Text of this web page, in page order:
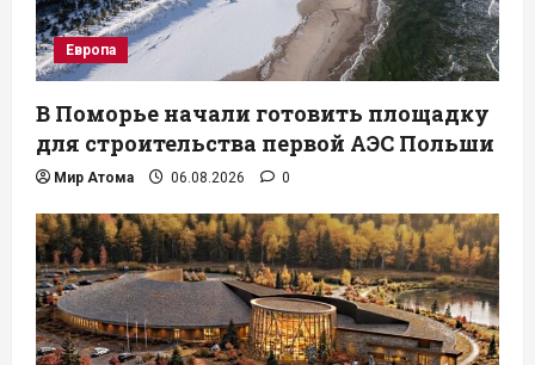
Европа
В Поморье начали готовить площадку
для строительства первой АЭС Польши
Мир Атома 06.08.2026 0